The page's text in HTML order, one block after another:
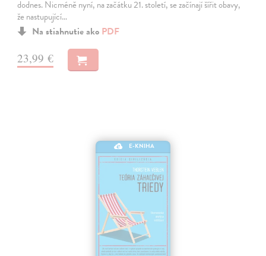
dodnes. Nicméně nyní, na začátku 21. století, se začínají šířit obavy,
že nastupující…
Na stiahnutie ako PDF
23,99 €
E-KNIHA